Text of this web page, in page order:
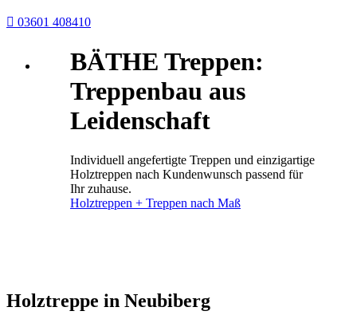
 03601 408410
BÄTHE Treppen:
Treppenbau aus
Leidenschaft
Individuell angefertigte Treppen und einzigartige
Holztreppen nach Kundenwunsch passend für
Ihr zuhause.
Holztreppen + Treppen nach Maß
Holztreppe in Neubiberg